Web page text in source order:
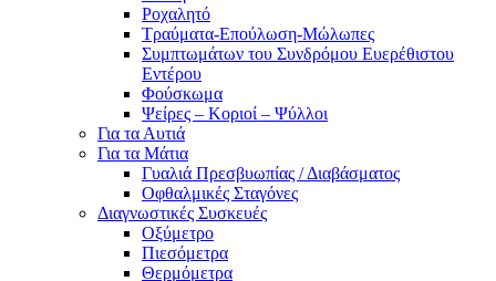
Ροχαλητό
Τραύματα-Επούλωση-Μώλωπες
Συμπτωμάτων του Συνδρόμου Ευερέθιστου
Εντέρου
Φούσκωμα
Ψείρες – Κοριοί – Ψύλλοι
Για τα Αυτιά
Για τα Μάτια
Γυαλιά Πρεσβυωπίας / Διαβάσματος
Οφθαλμικές Σταγόνες
Διαγνωστικές Συσκευές
Οξύμετρο
Πιεσόμετρα
Θερμόμετρα